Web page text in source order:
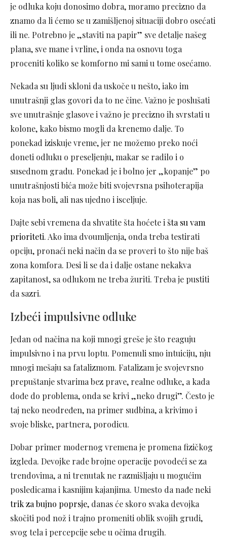
je odluka koju donosimo dobra, moramo precizno da
znamo da li ćemo se u zamišljenoj situaciji dobro osećati
ili ne. Potrebno je „staviti na papir” sve detalje našeg
plana, sve mane i vrline, i onda na osnovu toga
proceniti koliko se komforno mi sami u tome osećamo.
Nekada su ljudi skloni da uskoče u nešto, iako im
unutrašnji glas govori da to ne čine. Važno je poslušati
sve unutrašnje glasove i važno je precizno ih svrstati u
kolone, kako bismo mogli da krenemo dalje. To
ponekad iziskuje vreme, jer ne možemo preko noći
doneti odluku o preseljenju, makar se radilo i o
susednom gradu. Ponekad je i bolno jer „kopanje” po
unutrašnjosti bića može biti svojevrsna psihoterapija
koja nas boli, ali nas ujedno i isceljuje.
Dajte sebi vremena da shvatite šta hoćete i šta su vam
prioriteti. Ako ima dvoumljenja, onda treba testirati
opciju, pronaći neki način da se proveri to što nije baš
zona komfora. Desi li se da i dalje ostane nekakva
zapitanost, sa odlukom ne treba žuriti. Treba je pustiti
da sazri.
Izbeći impulsivne odluke
Jedan od načina na koji mnogi greše je što reaguju
impulsivno i na prvu loptu. Pomenuli smo intuiciju, nju
mnogi mešaju sa fatalizmom. Fatalizam je svojevrsno
prepuštanje stvarima bez prave, realne odluke, a kada
dođe do problema, onda se krivi „neko drugi”. Često je
taj neko neodređen, na primer sudbina, a krivimo i
svoje bliske, partnera, porodicu.
Dobar primer modernog vremena je promena fizičkog
izgleda. Devojke rade brojne operacije povodeći se za
trendovima, a ni trenutak ne razmišljaju u mogućim
posledicama i kasnijim kajanjima. Umesto da nađe neki
trik za bujno poprsje, danas će skoro svaka devojka
skočiti pod nož i trajno promeniti oblik svojih grudi,
svog tela i percepcije sebe u očima drugih.